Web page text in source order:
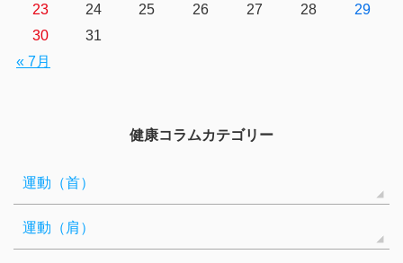
« 7月
23
24 25 26 27 28
29
30
31
健康コラムカテゴリー
運動（首）
運動（肩）